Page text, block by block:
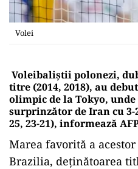
Volei
Voleibaliştii polonezi,
titre (2014, 2018), au
olimpic de la Tokyo,
surprinzător de Iran cu 3-2
25, 23-21), informează
Marea favorită a
Brazilia, deţinătoarea